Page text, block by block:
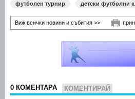
футболен турнир детски футболни
Виж всички новини и събития >>
0 КОМЕНТАРА КОМЕНТИРАЙ